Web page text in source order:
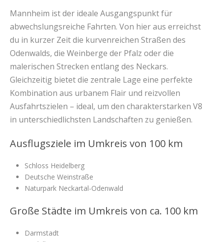
Mannheim ist der ideale Ausgangspunkt für
abwechslungsreiche Fahrten. Von hier aus erreichst
du in kurzer Zeit die kurvenreichen Straßen des
Odenwalds, die Weinberge der Pfalz oder die
malerischen Strecken entlang des Neckars.
Gleichzeitig bietet die zentrale Lage eine perfekte
Kombination aus urbanem Flair und reizvollen
Ausfahrtszielen – ideal, um den charakterstarken V8
in unterschiedlichsten Landschaften zu genießen.
Ausflugsziele im Umkreis von 100 km
Schloss Heidelberg
Deutsche Weinstraße
Naturpark Neckartal-Odenwald
Große Städte im Umkreis von ca. 100 km
Darmstadt